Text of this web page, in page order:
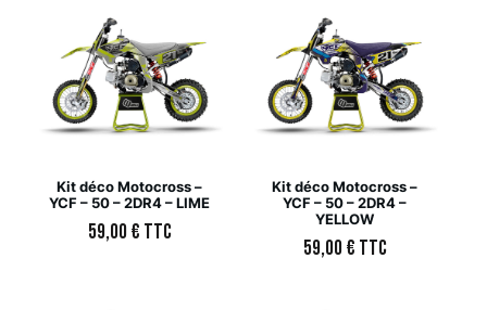
Kit déco Motocross –
YCF – 50 – 2DR4 – LIME
59,00€ TTC
Kit déco Motocross –
YCF – 50 – 2DR4 –
YELLOW
59,00€ TTC